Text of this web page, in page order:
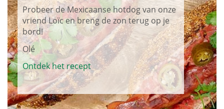
Probeer de Mexicaanse hotdog van onze
vriend Loïc en breng de zon terug op je
bord!
Olé
Ontdek het recept